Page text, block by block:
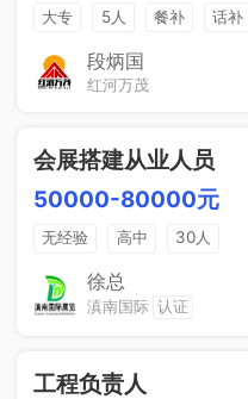
大专 5人 餐补 话补
带薪年假
工作餐
晋升空间
段炳国
红河万茂
会展搭建从业人员
50000-80000元
无经验 高中 30人
徐总
滇南国际 认证
工程负责人